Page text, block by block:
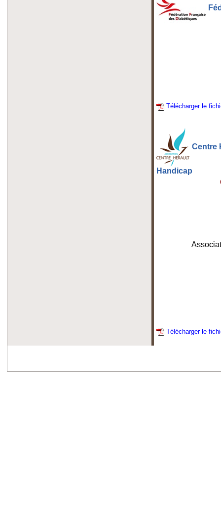
Télécharger le
Centre
Handicap
Télécharger le